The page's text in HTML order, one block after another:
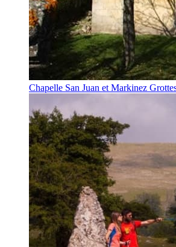
Chapelle San Juan et Markinez